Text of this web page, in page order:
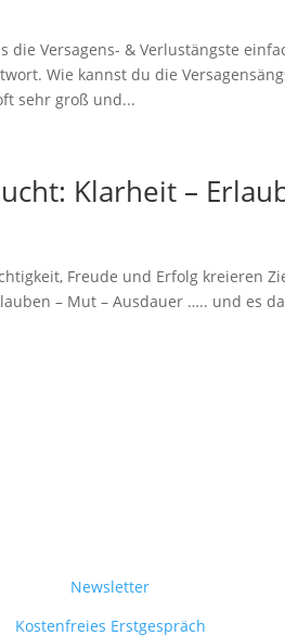
die Versagens- & Verlustängste
Wie kannst du die
sehr groß und...
Klarheit –
Freude und Erfolg kreieren
– Mut – Ausdauer ….. und es
Newsletter
Kostenfreies Erstgespräch